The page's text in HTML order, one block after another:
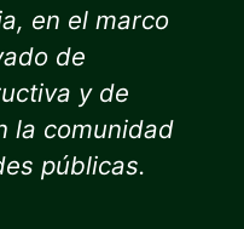
en el marco
de
y de
la comunidad
públicas.